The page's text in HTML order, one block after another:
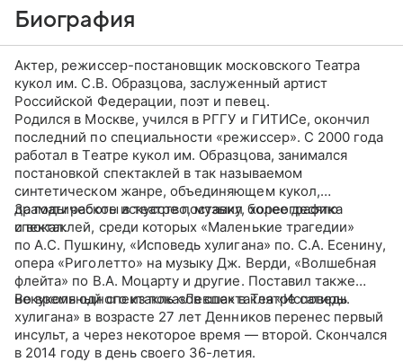
Биография
Актер, режиссер-постановщик московского Театра
кукол им. С.В. Образцова, заслуженный артист
Российской Федерации, поэт и певец.
Родился в Москве, учился в РГГУ и ГИТИСе, окончил
последний по специальности «режиссер». С 2000 года
работал в Театре кукол им. Образцова, занимался
постановкой спектаклей в так называемом
синтетическом жанре, объединяющем кукол,
драматическое искусство, музыку, хореографию
и вокал.
За годы работы в театре поставил более десятка
спектаклей, среди которых «Маленькие трагедии»
по А.С. Пушкину, «Исповедь хулигана» по. С.А. Есенину,
опера «Риголетто» на музыку Дж. Верди, «Волшебная
флейта» по В.А. Моцарту и другие. Поставил также
некукольный спектакль «Левша» в Театре сатиры.
Во время одного из показов спектакля «Исповедь
хулигана» в возрасте 27 лет Денников перенес первый
инсульт, а через некоторое время — второй. Скончался
в 2014 году в день своего 36-летия.